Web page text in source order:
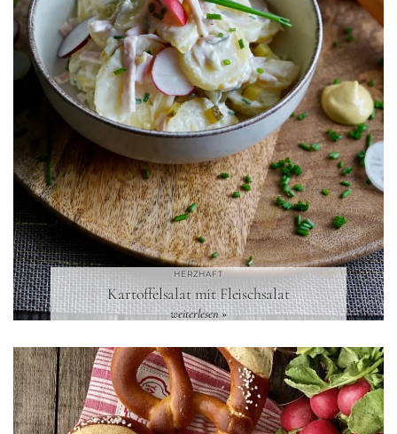
HERZHAFT
Kartoffelsalat mit Fleischsalat
weiterlesen »